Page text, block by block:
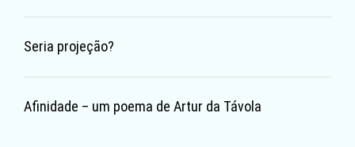
Seria projeção?
Afinidade – um poema de Artur da Távola